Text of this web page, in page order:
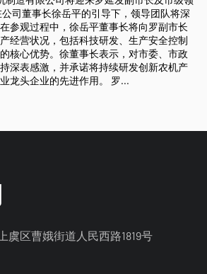
，领导团队将深
将向罗副市长
生产安全控制
对市委、市政
发创新农机产
...
司展位在A2区，展位号
插秧机、2ZX-630手扶
2ZG-825乘坐式高速插
肥机、直播机及搬运车
了解更多
虞区曹娥街道人民西路1819号